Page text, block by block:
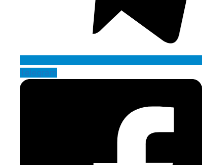
Telegram